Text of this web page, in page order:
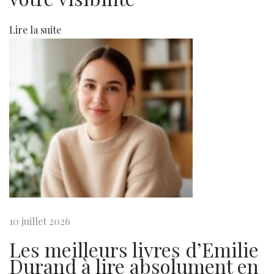
’
a
r
t
i
c
l
e
a
g
e
s
P
u
b
i
c
a
L
a
l
g
e
n
Lire la suite
10 juillet 2026
Les meilleurs livres d’Emilie
Durand à lire absolument en